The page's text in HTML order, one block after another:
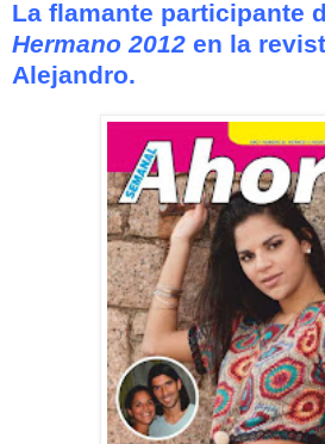
La flamante participante
Hermano 2012 en la
Alejandro.